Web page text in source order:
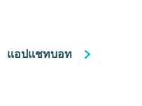
แอปแชทบอท